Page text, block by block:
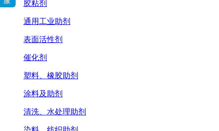
胶粘剂
通用工业助剂
表面活性剂
催化剂
塑料、橡胶助剂
涂料及助剂
清洗、水处理助剂